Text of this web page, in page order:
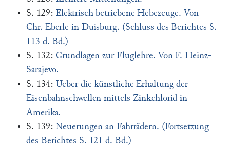
S. 129: Elektrisch betriebene Hebezeuge. Von
Chr. Eberle in Duisburg. (Schluss des Berichtes S.
113 d. Bd.)
S. 132: Grundlagen zur Fluglehre. Von F. Heinz-
Sarajevo.
S. 134: Ueber die künstliche Erhaltung der
Eisenbahnschwellen mittels Zinkchlorid in
Amerika.
S. 139: Neuerungen an Fahrrädern. (Fortsetzung
des Berichtes S. 121 d. Bd.)